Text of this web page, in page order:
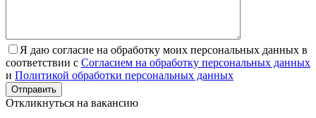
Я даю согласие на обработку моих персональных данных в
соответствии с Согласием на обработку персональных данных
и Политикой обработки персональных данных
Отправить
Откликнуться на вакансию